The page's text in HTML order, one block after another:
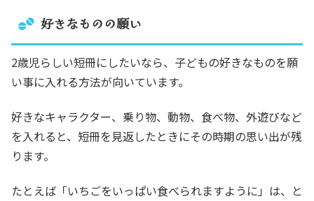
好きなものの願い
2歳児らしい短冊にしたいなら、子どもの好きなものを願
い事に入れる方法が向いています。
好きなキャラクター、乗り物、動物、食べ物、外遊びなど
を入れると、短冊を見返したときにその時期の思い出が残
ります。
たとえば「いちごをいっぱい食べられますように」は、と